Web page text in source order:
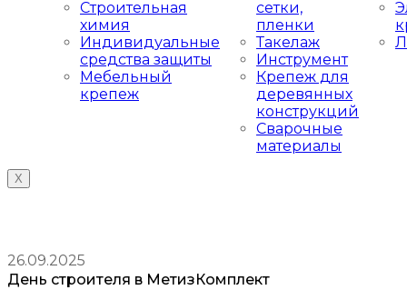
Строительная
химия
Индивидуальные
средства защиты
Мебельный
крепеж
сетки,
пленки
Такелаж
Инструмент
Крепеж для
деревянных
конструкций
Сварочные
материалы
X
26.09.2025
День строителя в МетизКомплект